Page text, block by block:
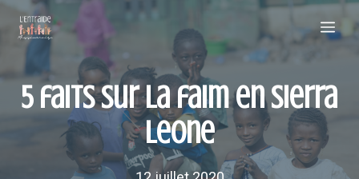
Aller
5 faits sur la faim en Sierra
Leone